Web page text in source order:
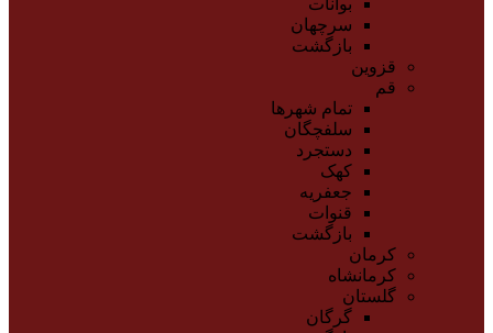
سرچهان
بازگشت
قزوین
قم
تمام شهر‌ها
سلفچگان
دستجرد
کهک
جعفریه
قنوات
بازگشت
کرمان
کرمانشاه
گلستان
گرگان